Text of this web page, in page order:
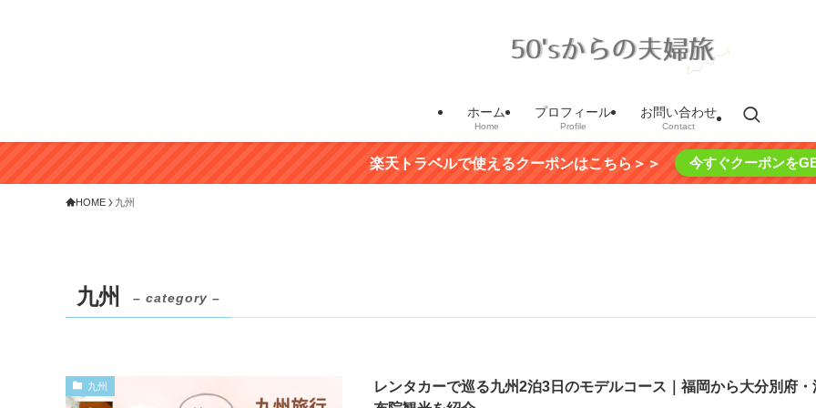
ホーム
Home
プロフィール
Profile
お問い合わせ
Contact
楽天トラベルで使えるクーポンはこちら＞＞ 今すぐクーポンを
HOME 九州
九州 – category –
九州
レンタカーで巡る九州2泊3日のモデルコース｜福岡から大分別府・